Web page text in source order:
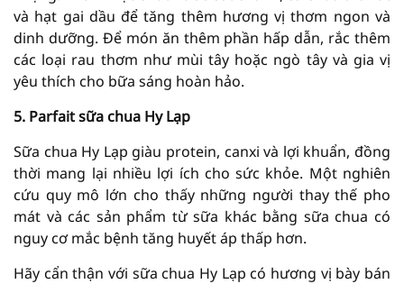
và hạt gai dầu để tăng thêm hương vị thơm ngon và
dinh dưỡng. Để món ăn thêm phần hấp dẫn, rắc thêm
các loại rau thơm như mùi tây hoặc ngò tây và gia vị
yêu thích cho bữa sáng hoàn hảo.
5. Parfait sữa chua Hy Lạp
Sữa chua Hy Lạp giàu protein, canxi và lợi khuẩn, đồng
thời mang lại nhiều lợi ích cho sức khỏe. Một nghiên
cứu quy mô lớn cho thấy những người thay thế pho
mát và các sản phẩm từ sữa khác bằng sữa chua có
nguy cơ mắc bệnh tăng huyết áp thấp hơn.
Hãy cẩn thận với sữa chua Hy Lạp có hương vị bày bán